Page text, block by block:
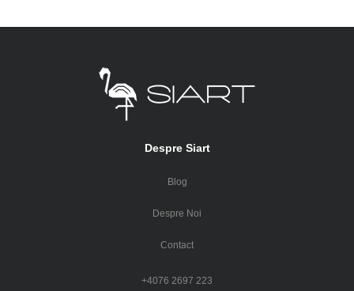
Despre Siart
Blog
Despre Noi
Contact
+4076 2697 223